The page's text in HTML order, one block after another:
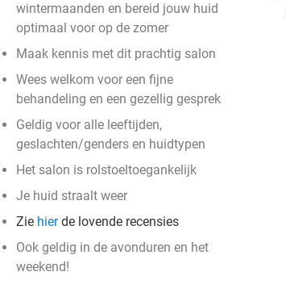
wintermaanden en bereid jouw huid
optimaal voor op de zomer
Maak kennis met dit prachtig salon
Wees welkom voor een fijne
behandeling en een gezellig gesprek
Geldig voor alle leeftijden,
geslachten/genders en huidtypen
Het salon is rolstoeltoegankelijk
Je huid straalt weer
Zie hierde lovende recensies
Ook geldig in de avonduren en het
weekend!